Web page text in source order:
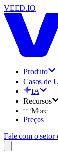
VEED.IO
Produto
Casos de
IA
Recursos
More
Preços
Fale com o setor